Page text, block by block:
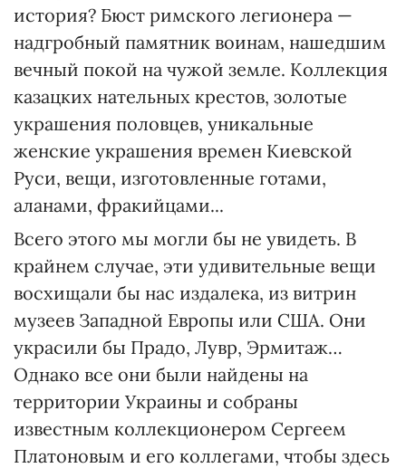
история? Бюст римского легионера —
надгробный памятник воинам, нашедшим
вечный покой на чужой земле. Коллекция
казацких нательных крестов, золотые
украшения половцев, уникальные
женские украшения времен Киевской
Руси, вещи, изготовленные готами,
аланами, фракийцами...
Всего этого мы могли бы не увидеть. В
крайнем случае, эти удивительные вещи
восхищали бы нас издалека, из витрин
музеев Западной Европы или США. Они
украсили бы Прадо, Лувр, Эрмитаж…
Однако все они были найдены на
территории Украины и собраны
известным коллекционером Сергеем
Платоновым и его коллегами, чтобы здесь